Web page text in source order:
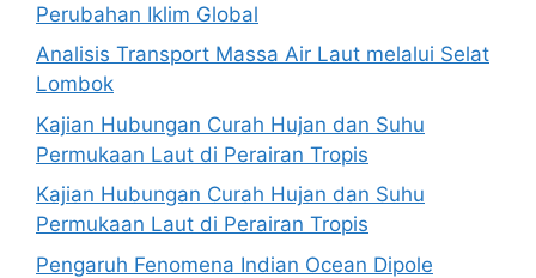
Perubahan Iklim Global
Analisis Transport Massa Air Laut melalui Selat
Lombok
Kajian Hubungan Curah Hujan dan Suhu
Permukaan Laut di Perairan Tropis
Kajian Hubungan Curah Hujan dan Suhu
Permukaan Laut di Perairan Tropis
Pengaruh Fenomena Indian Ocean Dipole